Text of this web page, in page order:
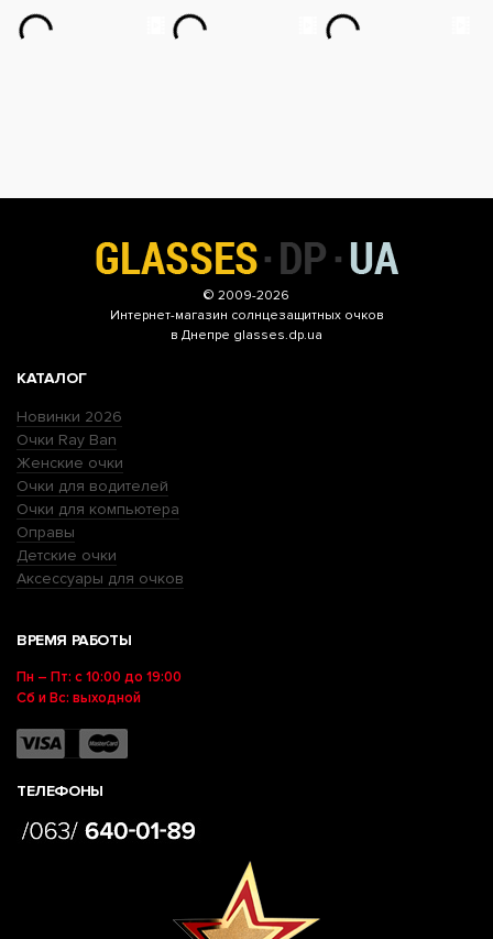
© 2009-2026
Интернет-магазин солнцезащитных очков
в Днепре glasses.dp.ua
КАТАЛОГ
Новинки 2026
Очки Ray Ban
Женские очки
Очки для водителей
Очки для компьютера
Оправы
Детские очки
Аксессуары для очков
ВРЕМЯ РАБОТЫ
Пн – Пт: с 10:00 до 19:00
Сб и Вс: выходной
ТЕЛЕФОНЫ